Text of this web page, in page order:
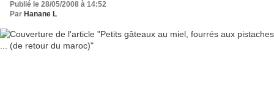
Publié le 28/05/2008 à 14:52
Par Hanane L